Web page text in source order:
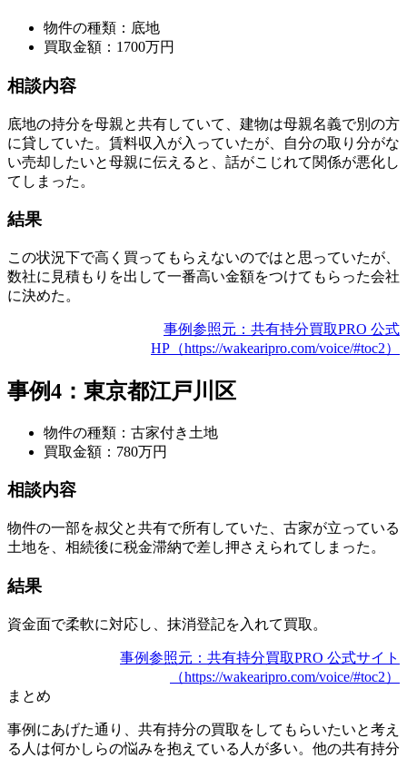
物件の種類：底地
買取金額：1700万円
相談内容
底地の持分を母親と共有していて、建物は母親名義で別の方
に貸していた。賃料収入が入っていたが、自分の取り分がな
い売却したいと母親に伝えると、話がこじれて関係が悪化し
てしまった。
結果
この状況下で高く買ってもらえないのではと思っていたが、
数社に見積もりを出して一番高い金額をつけてもらった会社
に決めた。
事例参照元：共有持分買取PRO 公式
HP（https://wakearipro.com/voice/#toc2）
事例4：東京都江戸川区
物件の種類：古家付き土地
買取金額：780万円
相談内容
物件の一部を叔父と共有で所有していた、古家が立っている
土地を、相続後に税金滞納で差し押さえられてしまった。
結果
資金面で柔軟に対応し、抹消登記を入れて買取。
事例参照元：共有持分買取PRO 公式サイト
（https://wakearipro.com/voice/#toc2）
まとめ
事例にあげた通り、共有持分の買取をしてもらいたいと考え
る人は何かしらの悩みを抱えている人が多い。他の共有持分